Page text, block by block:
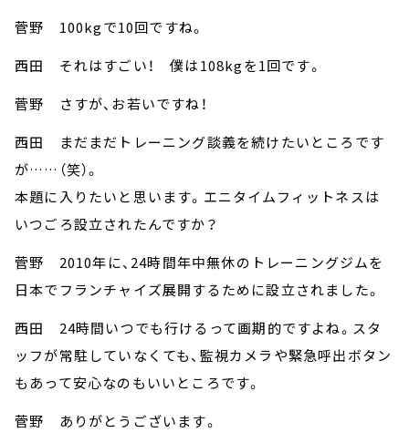
菅野 100kgで10回ですね。
西田 それはすごい！ 僕は108kgを1回です。
菅野 さすが、お若いですね！
西田 まだまだトレーニング談義を続けたいところです
が……（笑）。
本題に入りたいと思います。エニタイムフィットネスは
いつごろ設立されたんですか？
菅野 2010年に、24時間年中無休のトレーニングジムを
日本でフランチャイズ展開するために設立されました。
西田 24時間いつでも行けるって画期的ですよね。スタ
ッフが常駐していなくても、監視カメラや緊急呼出ボタン
もあって安心なのもいいところです。
菅野 ありがとうございます。